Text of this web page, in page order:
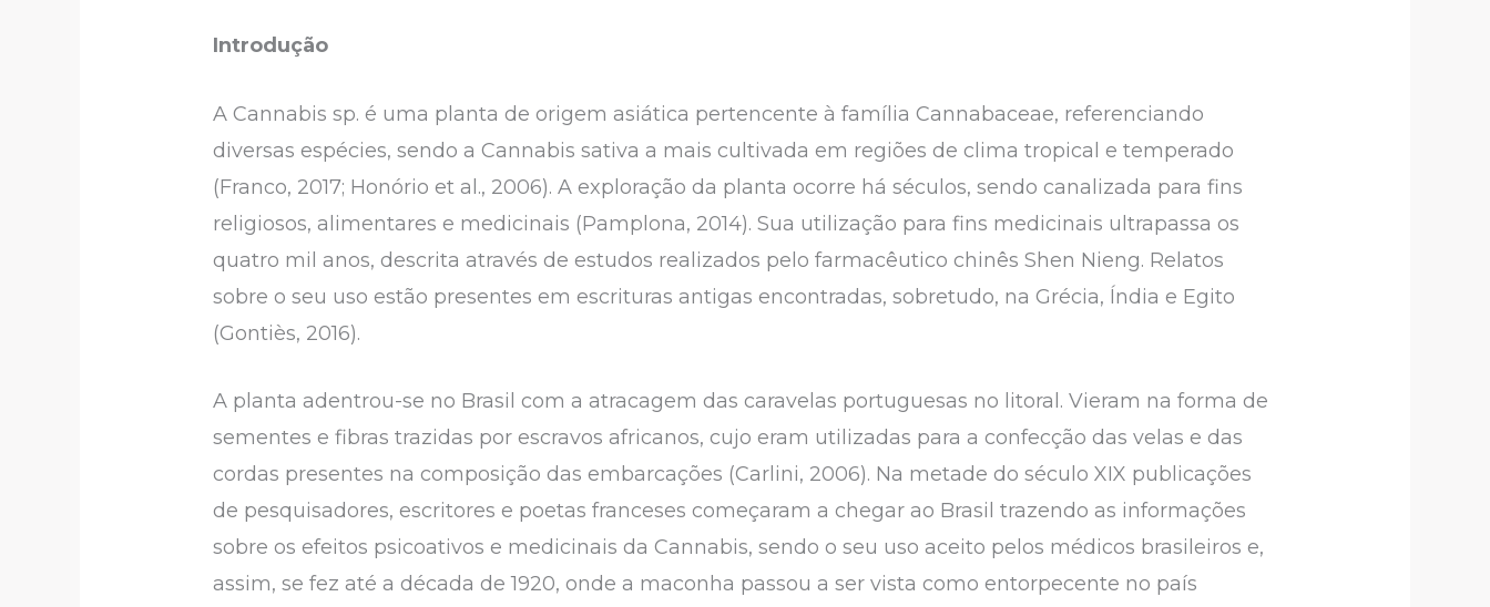
Introdução
A Cannabis sp. é uma planta de origem asiática pertencente à família Cannabaceae, referenciando
diversas espécies, sendo a Cannabis sativa a mais cultivada em regiões de clima tropical e temperado
(Franco, 2017; Honório et al., 2006). A exploração da planta ocorre há séculos, sendo canalizada para fins
religiosos, alimentares e medicinais (Pamplona, 2014). Sua utilização para fins medicinais ultrapassa os
quatro mil anos, descrita através de estudos realizados pelo farmacêutico chinês Shen Nieng. Relatos
sobre o seu uso estão presentes em escrituras antigas encontradas, sobretudo, na Grécia, Índia e Egito
(Gontiès, 2016).
A planta adentrou-se no Brasil com a atracagem das caravelas portuguesas no litoral. Vieram na forma de
sementes e fibras trazidas por escravos africanos, cujo eram utilizadas para a confecção das velas e das
cordas presentes na composição das embarcações (Carlini, 2006). Na metade do século XIX publicações
de pesquisadores, escritores e poetas franceses começaram a chegar ao Brasil trazendo as informações
sobre os efeitos psicoativos e medicinais da Cannabis, sendo o seu uso aceito pelos médicos brasileiros e,
assim, se fez até a década de 1920, onde a maconha passou a ser vista como entorpecente no país